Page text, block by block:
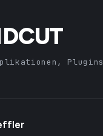
Plugins